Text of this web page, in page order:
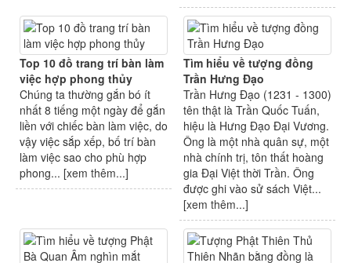
Top 10 đồ trang trí bàn làm
việc hợp phong thủy
Chúng ta thường gắn bó ít
nhất 8 tiếng một ngày để gắn
liền với chiếc bàn làm việc, do
vậy việc sắp xếp, bố trí bàn
làm việc sao cho phù hợp
phong... [xem thêm...]
Tìm hiểu về tượng đồng
Trần Hưng Đạo
Trần Hưng Đạo (1231 - 1300)
tên thật là Trần Quốc Tuấn,
hiệu là Hưng Đạo Đại Vương.
Ông là một nhà quân sự, một
nhà chính trị, tôn thất hoàng
gia Đại Việt thời Trần. Ông
được ghi vào sử sách Việt...
[xem thêm...]